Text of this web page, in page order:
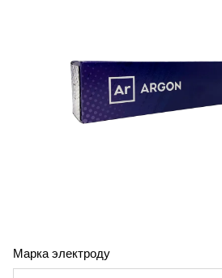
Марка электроду